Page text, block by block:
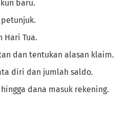
baru.
Hari Tua.
dan tentukan alasan klaim.
diri dan jumlah saldo.
dana masuk rekening.